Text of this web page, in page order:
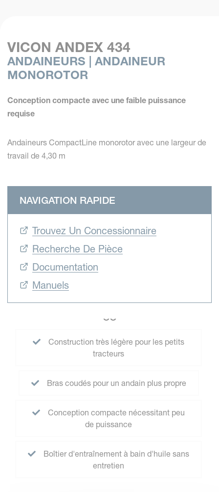
VICON ANDEX 434
ANDAINEURS | ANDAINEUR
MONOROTOR
Conception compacte avec une faible puissance
requise
Andaineurs CompactLine monorotor avec une largeur de
travail de 4,30 m
NAVIGATION RAPIDE
Trouvez Un Concessionnaire
Recherche De Pièce
Documentation
Manuels
CC
Construction très légère pour les petits
tracteurs
Bras coudés pour un andain plus propre
Conception compacte nécessitant peu
de puissance
Boîtier d'entraînement à bain d'huile sans
entretien